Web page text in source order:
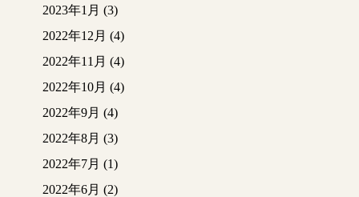
2023年1月 (3)
2022年12月 (4)
2022年11月 (4)
2022年10月 (4)
2022年9月 (4)
2022年8月 (3)
2022年7月 (1)
2022年6月 (2)